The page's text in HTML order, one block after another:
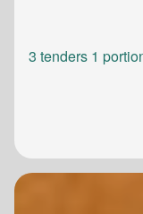
3 tenders 1